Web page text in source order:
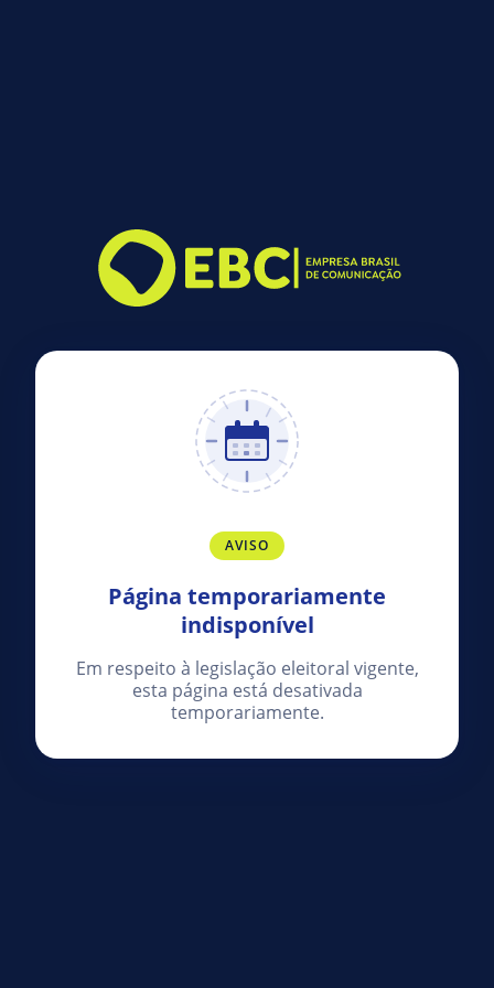
AVISO
Página temporariamente
indisponível
Em respeito à legislação eleitoral vigente,
esta página está desativada
temporariamente.